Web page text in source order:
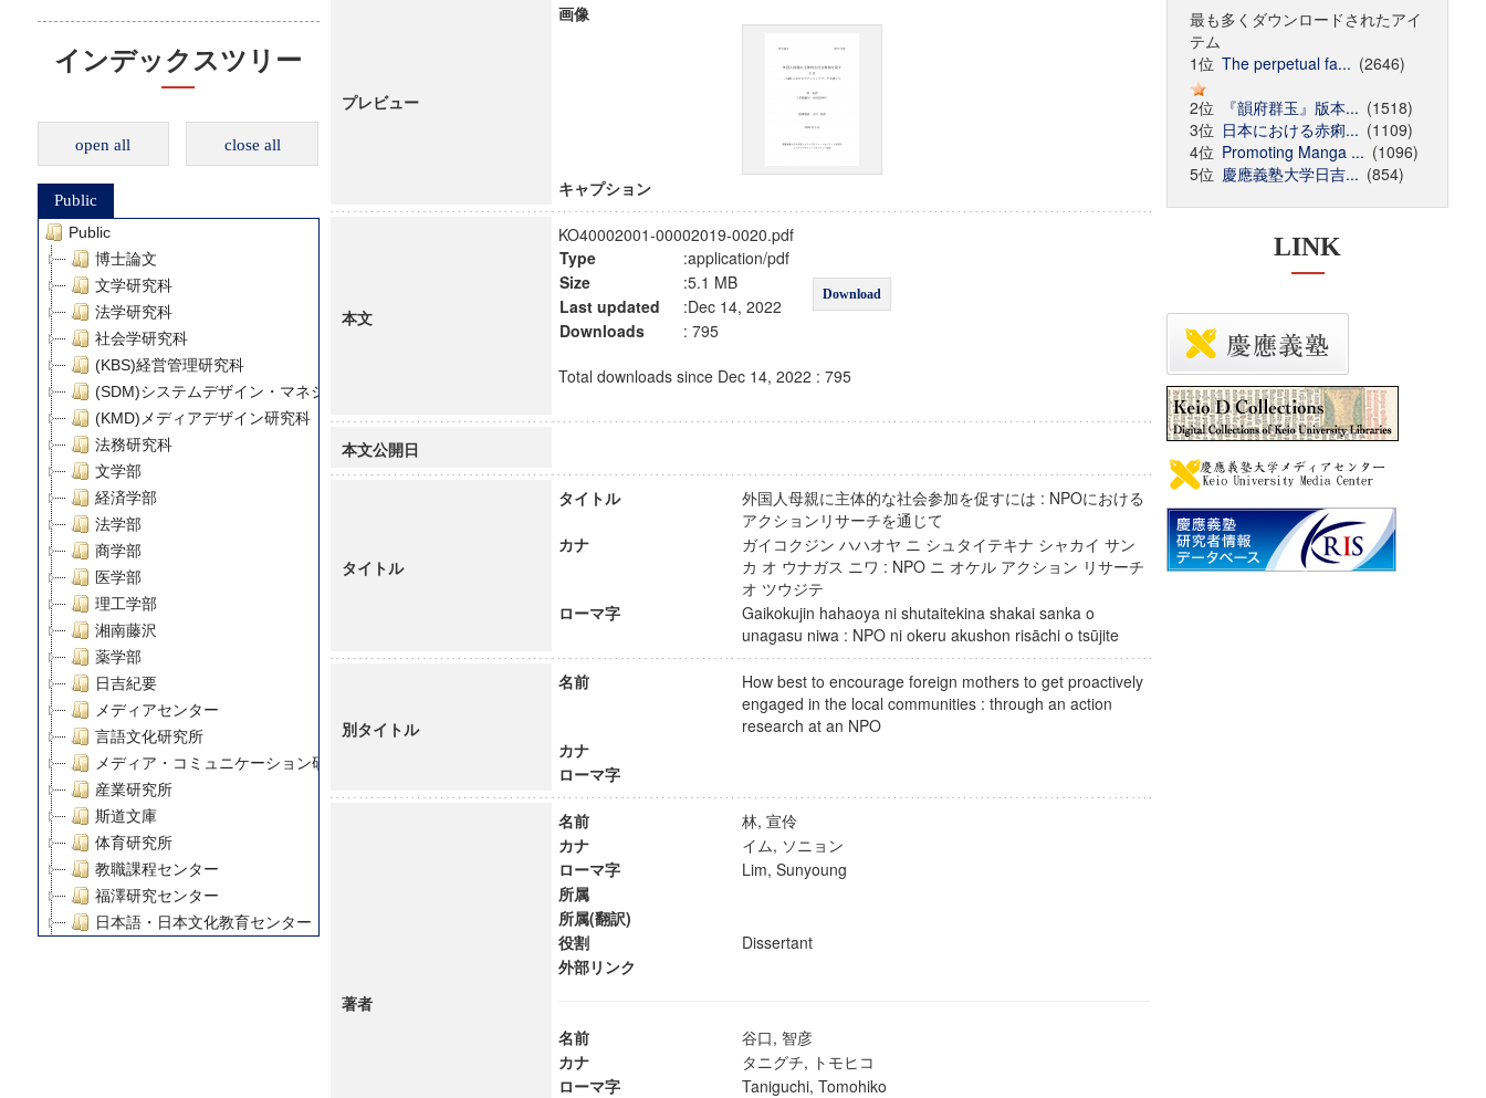
インデックスツリー
open all close all
Public
Public
博士論文
文学研究科
法学研究科
社会学研究科
(KBS)経営管理研究科
(SDM)システムデザイン・マネジメント研究科
(KMD)メディアデザイン研究科
法務研究科
文学部
経済学部
法学部
商学部
医学部
理工学部
湘南藤沢
薬学部
日吉紀要
メディアセンター
言語文化研究所
メディア・コミュニケーション研究所
産業研究所
斯道文庫
体育研究所
教職課程センター
福澤研究センター
日本語・日本文化教育センター
デジタルメディア・コンテンツ統合研究センター
プレビュー
画像
キャプション
本文
KO40002001-00002019-0020.pdf
Type
:application/pdf
Download
Size
:5.1 MB
Last updated
:Dec 14, 2022
Downloads
: 795
Total downloads since Dec 14, 2022 : 795
本文公開日
タイトル
タイトル
外国人母親に主体的な社会参加を促すには : NPOにおける
アクションリサーチを通じて
カナ
ガイコクジン ハハオヤ ニ シュタイテキナ シャカイ サン
カ オ ウナガス ニワ : NPO ニ オケル アクション リサーチ
オ ツウジテ
ローマ字
Gaikokujin hahaoya ni shutaitekina shakai sanka o
unagasu niwa : NPO ni okeru akushon risāchi o tsūjite
別タイトル
名前
How best to encourage foreign mothers to get proactively
engaged in the local communities : through an action
research at an NPO
カナ
ローマ字
著者
名前
林, 宣伶
カナ
イム, ソニョン
ローマ字
Lim, Sunyoung
所属
所属(翻訳)
役割
Dissertant
外部リンク
名前
谷口, 智彦
カナ
タニグチ, トモヒコ
ローマ字
Taniguchi, Tomohiko
最も多くダウンロードされたアイ
テム
1位 The perpetual fa... (2646)
2位
『韻府群玉』版本... (1518)
3位 日本における赤痢... (1109)
4位 Promoting Manga ... (1096)
5位 慶應義塾大学日吉... (854)
LINK